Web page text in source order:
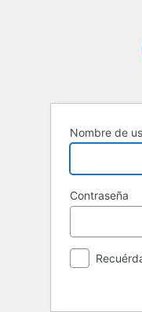
Nombre de
Contraseña